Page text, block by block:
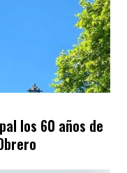
los 60 años de